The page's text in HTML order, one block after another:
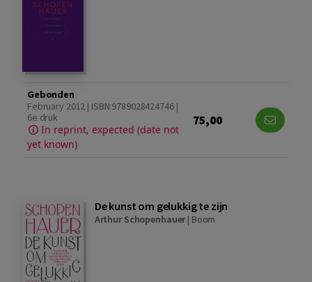
Gebonden
February 2012 | ISBN 9789028424746 |
6e druk
In reprint, expected (date not
yet known)
75,00
De kunst om gelukkig te zijn
Arthur Schopenhauer | Boom